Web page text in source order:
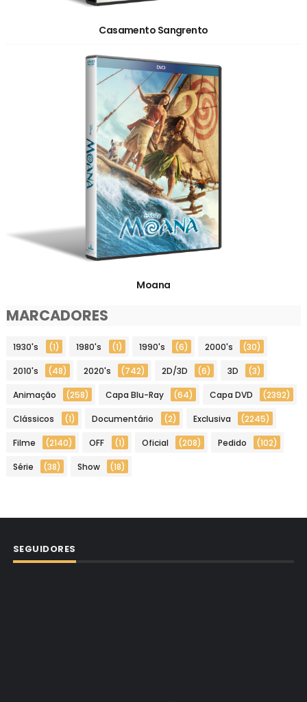
Casamento Sangrento
Moana
MARCADORES
1930's (1) 1980's (1) 1990's (6) 2000's (30)
2010's (48) 2020's (742) 2D/3D (6) 3D (3)
Animação (258) Capa Blu-Ray (64) Capa DVD (2392)
Clássicos (1) Documentário (2) Exclusiva (2245)
Filme (2140) OFF (1) Oficial (208) Pedido (102)
Série (38) Show (18)
SEGUIDORES